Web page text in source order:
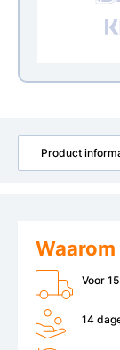
Product
Voor
14